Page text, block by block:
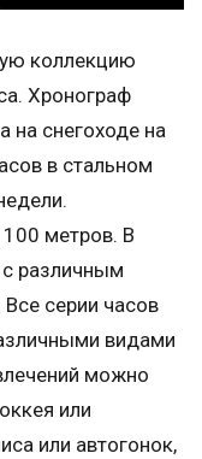
коллекцию
Хронограф
на снегоходе на
в стальном
100 метров. В
различным
серии часов
видами
можно
или
или автогонок,